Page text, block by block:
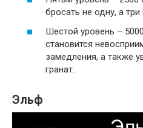
бросать не одну, а три
Шестой уровень –
становится
замедления, а также
гранат.
Эльф